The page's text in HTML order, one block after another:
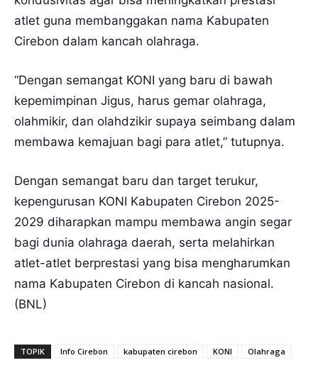
atlet guna membanggakan nama Kabupaten
Cirebon dalam kancah olahraga.
“Dengan semangat KONI yang baru di bawah
kepemimpinan Jigus, harus gemar olahraga,
olahmikir, dan olahdzikir supaya seimbang dalam
membawa kemajuan bagi para atlet,” tutupnya.
Dengan semangat baru dan target terukur,
kepengurusan KONI Kabupaten Cirebon 2025-
2029 diharapkan mampu membawa angin segar
bagi dunia olahraga daerah, serta melahirkan
atlet-atlet berprestasi yang bisa mengharumkan
nama Kabupaten Cirebon di kancah nasional.
(BNL)
TOPIK Info Cirebon kabupaten cirebon KONI Olahraga